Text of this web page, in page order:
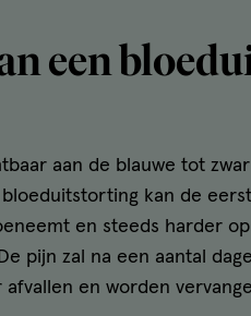
een
aan de blauwe tot
kan de
en steeds harder
pijn zal na een aantal
en worden